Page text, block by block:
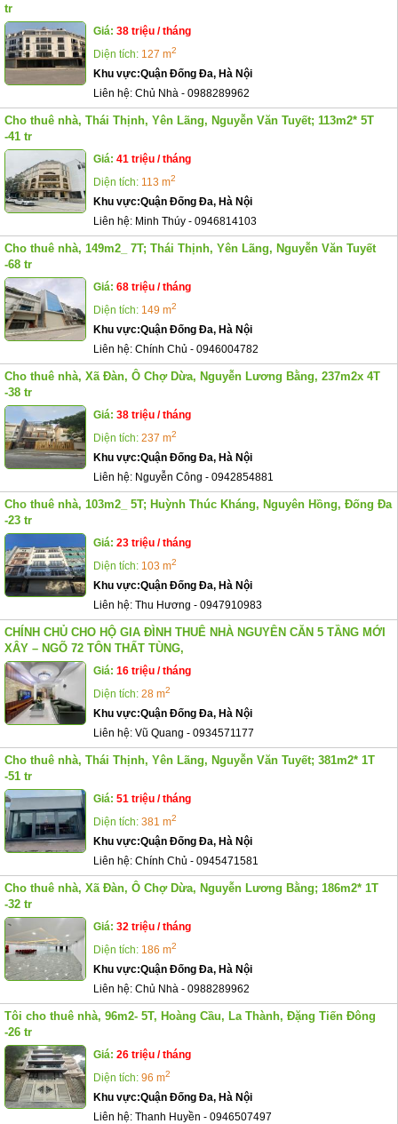
tr
Giá: 38 triệu / tháng
Diện tích: 127 m2
Khu vực:Quận Đống Đa, Hà Nội
Liên hệ: Chủ Nhà - 0988289962
Cho thuê nhà, Thái Thịnh, Yên Lãng, Nguyễn Văn Tuyết; 113m2* 5T
-41 tr
Giá: 41 triệu / tháng
Diện tích: 113 m2
Khu vực:Quận Đống Đa, Hà Nội
Liên hệ: Minh Thúy - 0946814103
Cho thuê nhà, 149m2_ 7T; Thái Thịnh, Yên Lãng, Nguyễn Văn Tuyết
-68 tr
Giá: 68 triệu / tháng
Diện tích: 149 m2
Khu vực:Quận Đống Đa, Hà Nội
Liên hệ: Chính Chủ - 0946004782
Cho thuê nhà, Xã Đàn, Ô Chợ Dừa, Nguyễn Lương Bằng, 237m2x 4T
-38 tr
Giá: 38 triệu / tháng
Diện tích: 237 m2
Khu vực:Quận Đống Đa, Hà Nội
Liên hệ: Nguyễn Công - 0942854881
Cho thuê nhà, 103m2_ 5T; Huỳnh Thúc Kháng, Nguyên Hồng, Đống Đa
-23 tr
Giá: 23 triệu / tháng
Diện tích: 103 m2
Khu vực:Quận Đống Đa, Hà Nội
Liên hệ: Thu Hương - 0947910983
CHÍNH CHỦ CHO HỘ GIA ĐÌNH THUÊ NHÀ NGUYÊN CĂN 5 TẦNG MỚI
XÂY – NGÕ 72 TÔN THẤT TÙNG,
Giá: 16 triệu / tháng
Diện tích: 28 m2
Khu vực:Quận Đống Đa, Hà Nội
Liên hệ: Vũ Quang - 0934571177
Cho thuê nhà, Thái Thịnh, Yên Lãng, Nguyễn Văn Tuyết; 381m2* 1T
-51 tr
Giá: 51 triệu / tháng
Diện tích: 381 m2
Khu vực:Quận Đống Đa, Hà Nội
Liên hệ: Chính Chủ - 0945471581
Cho thuê nhà, Xã Đàn, Ô Chợ Dừa, Nguyễn Lương Bằng; 186m2* 1T
-32 tr
Giá: 32 triệu / tháng
Diện tích: 186 m2
Khu vực:Quận Đống Đa, Hà Nội
Liên hệ: Chủ Nhà - 0988289962
Tôi cho thuê nhà, 96m2- 5T, Hoàng Cầu, La Thành, Đặng Tiến Đông
-26 tr
Giá: 26 triệu / tháng
Diện tích: 96 m2
Khu vực:Quận Đống Đa, Hà Nội
Liên hệ: Thanh Huyền - 0946507497